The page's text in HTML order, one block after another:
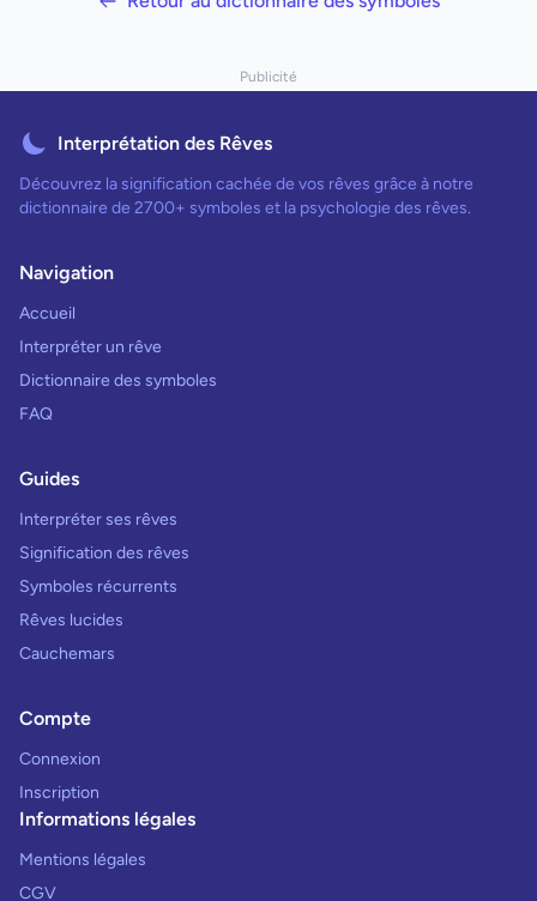
Publicité
Interprétation des Rêves
Découvrez la signification cachée de vos rêves grâce à notre
dictionnaire de 2700+ symboles et la psychologie des rêves.
Navigation
Accueil
Interpréter un rêve
Dictionnaire des symboles
FAQ
Guides
Interpréter ses rêves
Signification des rêves
Symboles récurrents
Rêves lucides
Cauchemars
Compte
Connexion
Inscription
Informations légales
Mentions légales
CGV